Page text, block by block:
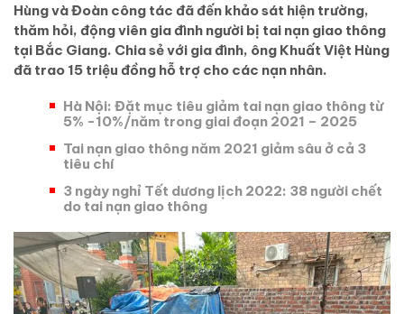
Hùng và Đoàn công tác đã đến khảo sát hiện trường,
thăm hỏi, động viên gia đình người bị tai nạn giao thông
tại Bắc Giang. Chia sẻ với gia đình, ông Khuất Việt Hùng
đã trao 15 triệu đồng hỗ trợ cho các nạn nhân.
Hà Nội: Đặt mục tiêu giảm tai nạn giao thông từ
5% -10%/năm trong giai đoạn 2021 – 2025
Tai nạn giao thông năm 2021 giảm sâu ở cả 3
tiêu chí
3 ngày nghỉ Tết dương lịch 2022: 38 người chết
do tai nạn giao thông